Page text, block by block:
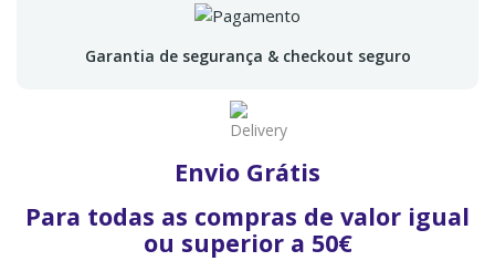
Garantia de segurança & checkout seguro
Envio Grátis
Para todas as compras de valor igual
ou superior a 50€